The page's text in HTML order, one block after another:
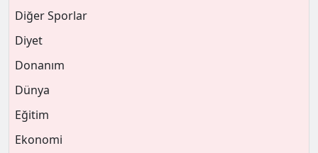
Diğer Sporlar
Diyet
Donanım
Dünya
Eğitim
Ekonomi